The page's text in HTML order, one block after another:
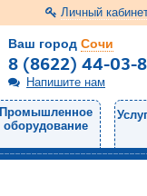
Личный
Ваш город Сочи
8 (8622) 44-03-
Напишите нам
Промышленное
оборудование